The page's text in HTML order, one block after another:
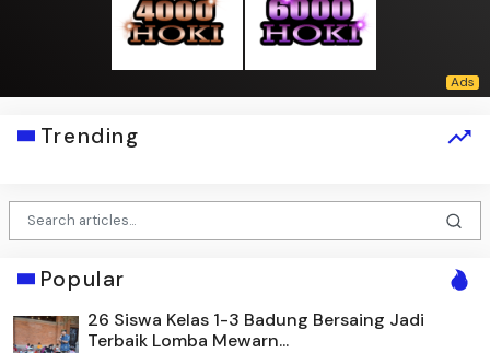
Trending
Popular
26 Siswa Kelas 1-3 Badung Bersaing Jadi
Terbaik Lomba Mewarn...